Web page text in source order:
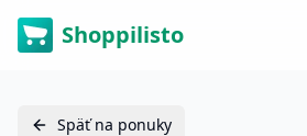
Shoppilisto
Späť na ponuky